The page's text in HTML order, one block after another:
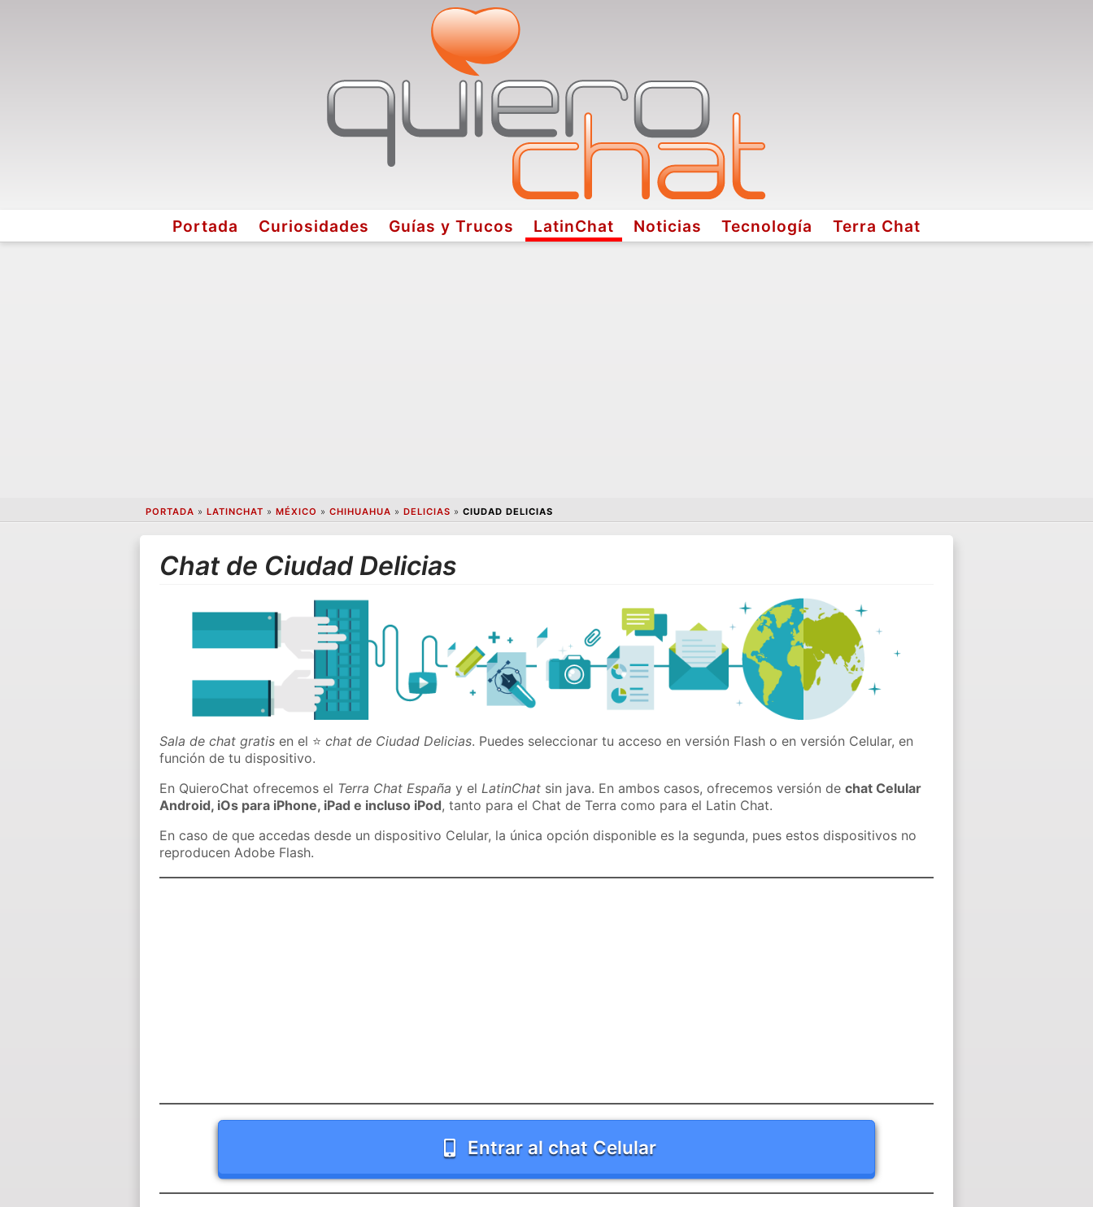
Portada Curiosidades Guías y Trucos LatinChat Noticias Tecnología Terra Chat
PORTADA » LATINCHAT » MÉXICO » CHIHUAHUA » DELICIAS » CIUDAD DELICIAS
Chat de Ciudad Delicias
Sala de chat gratis en el ⭐chat de Ciudad Delicias. Puedes seleccionar tu acceso en versión Flash o en versión Celular, en
función de tu dispositivo.
En QuieroChat ofrecemos el Terra Chat España y elLatinChat sin java. En ambos casos, ofrecemos versión dechat Celular
Android, iOs para iPhone, iPad e incluso iPod, tanto para el Chat de Terra como para el Latin Chat.
En caso de que accedas desde un dispositivo Celular, la única opción disponible es la segunda, pues estos dispositivos no
reproducen Adobe Flash.
Entrar al chat Celular